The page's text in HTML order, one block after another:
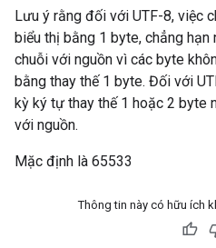
Lưu ý rằng đối với UTF-8, việc
biểu thị bằng 1 byte, chẳng
chuỗi với nguồn vì các byte
bằng thay thế 1 byte. Đối với
kỳ ký tự thay thế 1 hoặc 2 byte
với nguồn.
Mặc định là 65533
Thông tin này có hữu ích